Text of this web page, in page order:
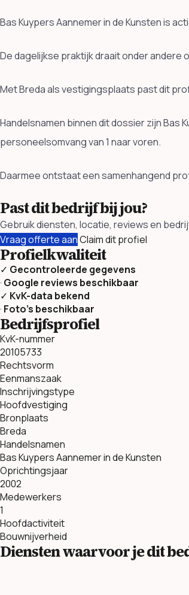
Bas Kuypers Aannemer in de Kunsten is
De dagelijkse praktijk draait onder
Met Breda als vestigingsplaats past dit
Handelsnamen binnen dit dossier zijn Bas
personeelsomvang van 1 naar voren.
Daarmee ontstaat een samenhangend
Past dit bedrijf bij jou?
Gebruik diensten, locatie, reviews en
Vraag offerte aanClaim dit profiel
Profielkwaliteit
✓ Gecontroleerde gegevens
· Google reviews beschikbaar
✓ KvK-data bekend
· Foto’s beschikbaar
Bedrijfsprofiel
KvK-nummer
20105733
Rechtsvorm
Eenmanszaak
Inschrijvingstype
Hoofdvestiging
Bronplaats
Breda
Handelsnamen
Bas Kuypers Aannemer in de Kunsten
Oprichtingsjaar
2002
Medewerkers
1
Hoofdactiviteit
Bouwnijverheid
Diensten waarvoor je dit